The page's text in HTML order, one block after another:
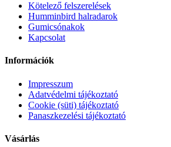
Kötelező felszerelések
Humminbird halradarok
Gumicsónakok
Kapcsolat
Információk
Impresszum
Adatvédelmi tájékoztató
Cookie (süti) tájékoztató
Panaszkezelési tájékoztató
Vásárlás